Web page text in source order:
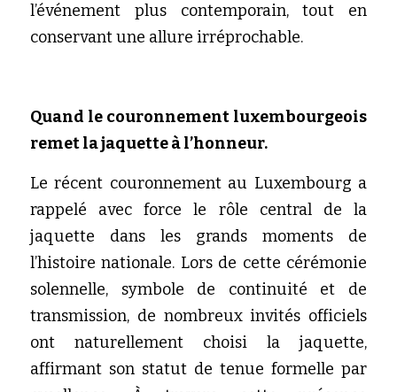
l’événement plus contemporain, tout en
conservant une allure irréprochable.
Quand le couronnement luxembourgeois
remet la jaquette à l’honneur.
Le récent couronnement au Luxembourg a
rappelé avec force le rôle central de la
jaquette dans les grands moments de
l’histoire nationale. Lors de cette cérémonie
solennelle, symbole de continuité et de
transmission, de nombreux invités officiels
ont naturellement choisi la jaquette,
affirmant son statut de tenue formelle par